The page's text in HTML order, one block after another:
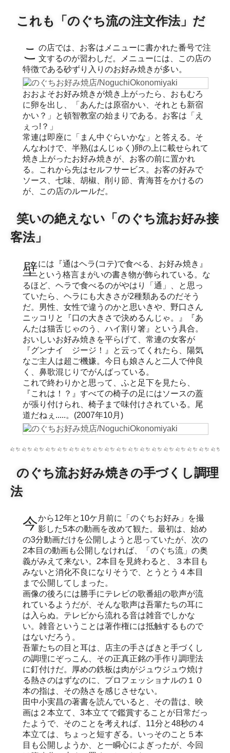
これも「のぐち流の注文作法」だ
この店では、お客はメニューに書かれた番号で注 文するのが習わしだ。メニューには、この店の
特徴である砂ずり入りのお好み焼きが多い。
おおよそお好み焼きが焼き上がったら、おもむろ
に卵を出し、「あんたは原宿かい、それとも新宿
かい？」と頓智教室の始まりである。お客は「え
ぇっ!？」
常連は即座に「まん中ぐらいかな」と答える。そ
んなわけで、半熟(はんじゅく)卵の上に載せられて
焼き上がったお好み焼きが、お客の前に置かれ
る。これから先はセルフサービス。お客の好みで
ソース、七味、胡椒、削り節、青海苔をかけるの
が、この店のルールだ。
笑いの絶えない「のぐち流お好み接
客法」
壁には『通はヘラ(コテ)で食べる、お好み焼き』という格言まがいの書き物が飾られている。な
るほど、ヘラで食べるのがやはり「通」、と思っ
ていたら、ヘラにも大きさが2種類あるのだそう
だ。男性、女性で違うのかと思いきや、野口さん
ニッコリと『口の大きさで決めるんじゃ。』『あ
んたは猫舌じゃのう、ハイ割り箸』という具合。
おいしいお好み焼きを平らげて、常連の女客が
『グンナイ ジージ！』と云ってくれたら、陽気
なご主人は超ご機嫌。今日も娘さんと二人で仲良
く、鼻歌混じりでがんばっている。
これで終わりかと思って、ふと足下を見たら、
『これは！？』すべての椅子の足にはソースの蓋
が張り付けられ、椅子まで味付けされている。尾
道だねぇ.....。(2007年10月)
のぐち流お好み焼きの手づくし調理
法
今から12年と10ケ月前に「のぐちお好み」を撮影した5本の動画を改めて観た。最初は、始め
の3分動画だけを公開しようと思っていたが、次の
2本目の動画も公開しなければ、「のぐち流」の奥
義がみえて来ない。2本目を見終わると、３本目も
みないと消化不良になりそうで、とうとう４本目
まで公開してしまった。
画像の後ろには勝手にテレビの歌番組の歌声が流
れているようだが、そんな歌声は吾輩たちの耳に
は入らぬ。テレビから流れる音は雑音でしかな
い。雑音ということは著作権には抵触するもので
はないだろう。
吾輩たちの目と耳は、店主の手さばきと手づくし
の調理にぞっこん、その正真正銘の手作り調理法
に釘付けだ。厚めの鉄板は肉がジュウジュウ焼け
る熱さのはずなのに、プロフェッショナルの１０
本の指は、その熱さを感じさせない。
田中小実昌の著書を読んでいると、その昔は、映
画は２本立て、3本立てで鑑賞することが日常だっ
たようで、そのことを考えれば、11分と48秒の４
本立ては、ちょっと短すぎる。いっそのこと５本
目も公開しようか、と一瞬心によぎったが、今回